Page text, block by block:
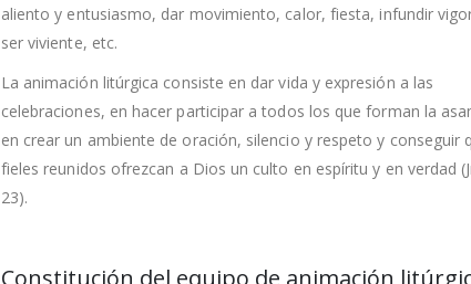
aliento y entusiasmo, dar movimiento, calor, fiesta, infundir
ser viviente, etc.
La animación litúrgica consiste en dar vida y expresión a las
celebraciones, en hacer participar a todos los que forman la
en crear un ambiente de oración, silencio y respeto y conseguir
fieles reunidos ofrezcan a Dios un culto en espíritu y en verdad
23).
Constitución del equipo de animación